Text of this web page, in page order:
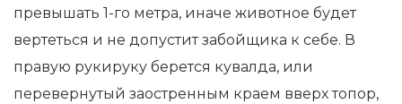
превышать 1-го метра, иначе животное будет
вертеться и не допустит забойщика к себе. В
правую рукируку берется кувалда, или
перевернутый заостренным краем вверх топор,